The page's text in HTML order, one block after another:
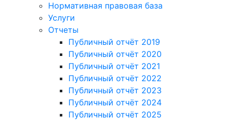
Нормативная правовая база
Услуги
Отчеты
Публичный отчёт 2019
Публичный отчёт 2020
Публичный отчёт 2021
Публичный отчёт 2022
Публичный отчёт 2023
Публичный отчёт 2024
Публичный отчёт 2025